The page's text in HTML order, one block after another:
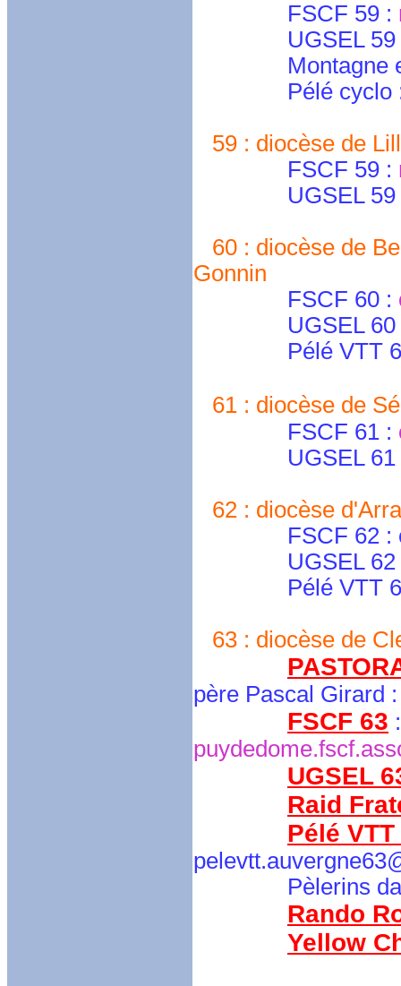
FSCF 59 :
UGSEL 59
Montagne et
Pélé cyclo
59 : diocèse de
FSCF 59 :
UGSEL 59
60 : diocèse de
Gonnin
FSCF 60 :
UGSEL 60
Pélé VTT
61 : diocèse de
FSCF 61 :
UGSEL 61
62 : diocèse
FSCF 62 :
UGSEL 62
Pélé VTT
63 : diocèse de
père Pascal Girard
FSCF 63
UGSEL
Raid
Pélé
Pèlerins
Rando
Yellow